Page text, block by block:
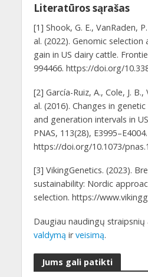
Literatūros sąrašas
[1] Shook, G. E., VanRaden,
al. (2022). Genomic selection
gain in US dairy cattle.
994466. https://doi.org/
[2] García-Ruiz, A., Cole, J.
al. (2016). Changes in
and generation intervals in
PNAS, 113(28), E3995–E4004.
https://doi.org/10.1073/
[3] VikingGenetics. (2023).
sustainability: Nordic
selection. https://
Daugiau naudingų straipsnių
valdymą irveisimą.
Jums gali patikti